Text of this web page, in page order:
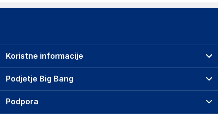
Podjetje Big Bang
O podjetju
Koristne informacije
Prodajna mesta
Storitve
Podpora